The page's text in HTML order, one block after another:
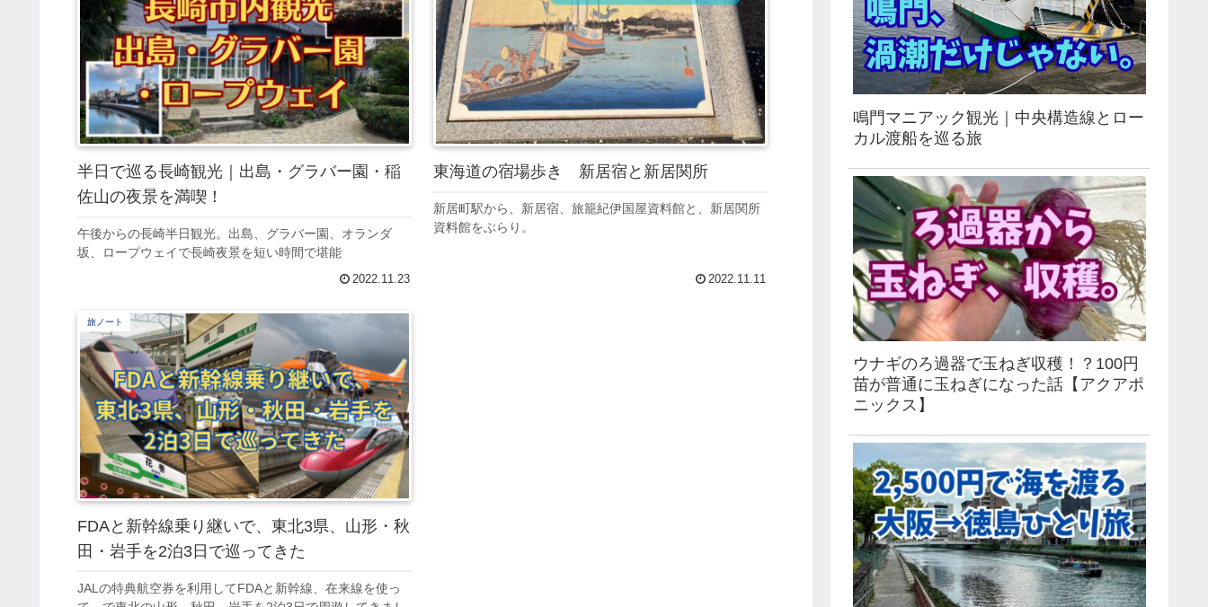
半日で巡る長崎観光｜出島・グラバー園・稲
佐山の夜景を満喫！
午後からの長崎半日観光。出島、グラバー園、オランダ
坂、ロープウェイで長崎夜景を短い時間で堪能
2022.11.23
東海道の宿場歩き 新居宿と新居関所
新居町駅から、新居宿、旅籠紀伊国屋資料館と、新居関所
資料館をぶらり。
2022.11.11
旅ノート
FDAと新幹線乗り継いで、東北3県、山形・秋
田・岩手を2泊3日で巡ってきた
JALの特典航空券を利用してFDAと新幹線、在来線を使っ
鳴門マニアック観光｜中央構造線とロー
カル渡船を巡る旅
ウナギのろ過器で玉ねぎ収穫！？100円
苗が普通に玉ねぎになった話【アクアポ
ニックス】